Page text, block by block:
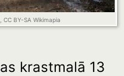
BY-SA Wikimapia
krastmalā 13